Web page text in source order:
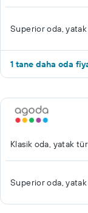
Superior oda,
1 tane daha oda
Klasik oda, yatak
Superior oda,